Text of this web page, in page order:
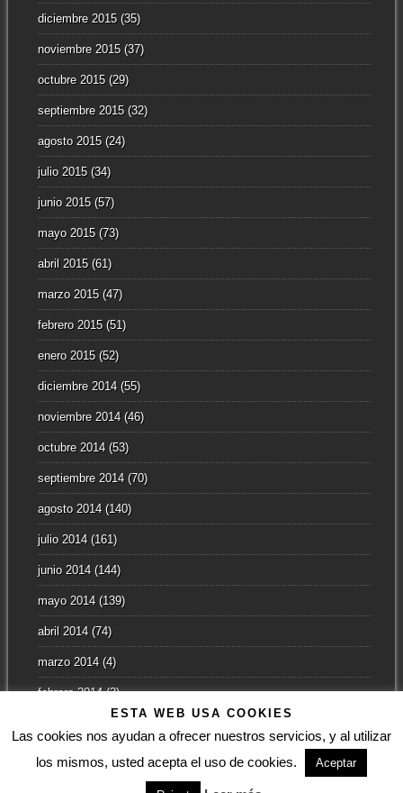
diciembre 2015(35)
noviembre 2015(37)
octubre 2015(29)
septiembre 2015(32)
agosto 2015(24)
julio 2015(34)
junio 2015(57)
mayo 2015(73)
abril 2015(61)
marzo 2015(47)
febrero 2015(51)
enero 2015(52)
diciembre 2014(55)
noviembre 2014(46)
octubre 2014(53)
septiembre 2014(70)
agosto 2014(140)
julio 2014(161)
junio 2014(144)
mayo 2014(139)
abril 2014(74)
marzo 2014(4)
febrero 2014(3)
ESTA WEB USA COOKIES
Las cookies nos ayudan a ofrecer nuestros servicios, y al utilizar
los mismos, usted acepta el uso de cookies.
Aceptar